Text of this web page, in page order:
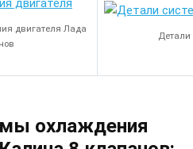
двигателя Лада
охлаждения